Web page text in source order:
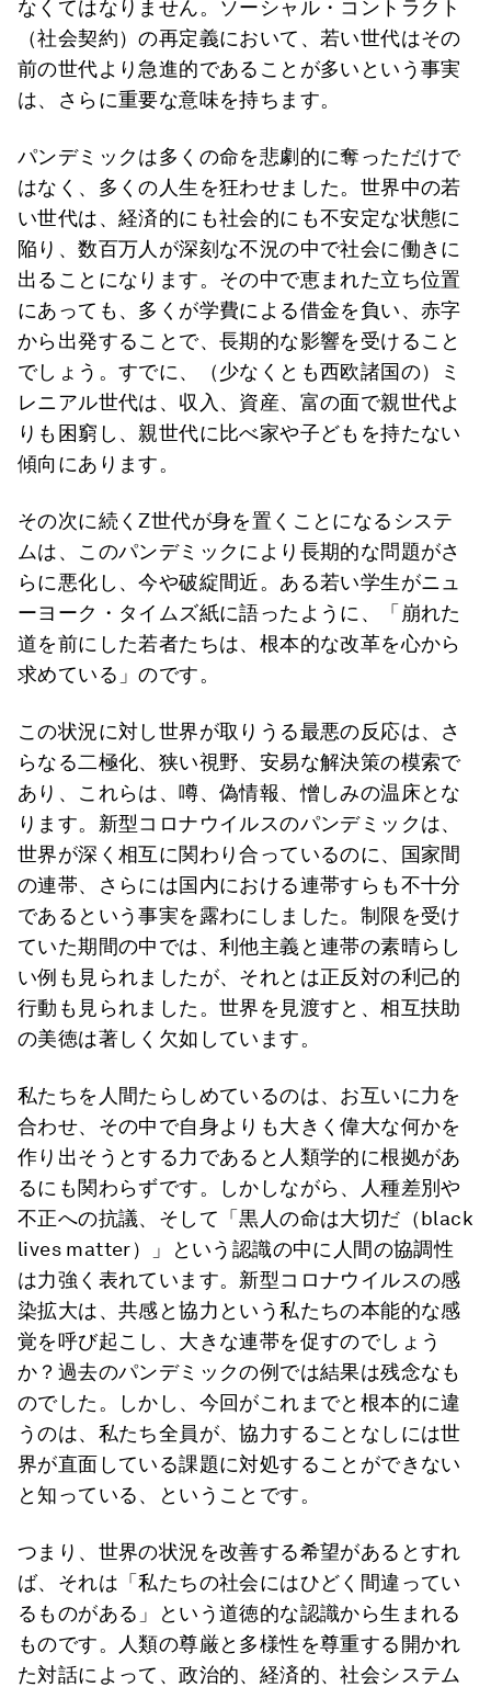
なくてはなりません。ソーシャル・コントラクト
（社会契約）の再定義において、若い世代はその
前の世代より急進的であることが多いという事実
は、さらに重要な意味を持ちます。
パンデミックは多くの命を悲劇的に奪っただけで
はなく、多くの人生を狂わせました。世界中の若
い世代は、経済的にも社会的にも不安定な状態に
陥り、数百万人が深刻な不況の中で社会に働きに
出ることになります。その中で恵まれた立ち位置
にあっても、多くが学費による借金を負い、赤字
から出発することで、長期的な影響を受けること
でしょう。すでに、（少なくとも西欧諸国の）ミ
レニアル世代は、収入、資産、富の面で親世代よ
りも困窮し、親世代に比べ家や子どもを持たない
傾向にあります。
その次に続くZ世代が身を置くことになるシステ
ムは、このパンデミックにより長期的な問題がさ
らに悪化し、今や破綻間近。ある若い学生がニュ
ーヨーク・タイムズ紙に語ったように、「崩れた
道を前にした若者たちは、根本的な改革を心から
求めている」のです。
この状況に対し世界が取りうる最悪の反応は、さ
らなる二極化、狭い視野、安易な解決策の模索で
あり、これらは、噂、偽情報、憎しみの温床とな
ります。新型コロナウイルスのパンデミックは、
世界が深く相互に関わり合っているのに、国家間
の連帯、さらには国内における連帯すらも不十分
であるという事実を露わにしました。制限を受け
ていた期間の中では、利他主義と連帯の素晴らし
い例も見られましたが、それとは正反対の利己的
行動も見られました。世界を見渡すと、相互扶助
の美徳は著しく欠如しています。
私たちを人間たらしめているのは、お互いに力を
合わせ、その中で自身よりも大きく偉大な何かを
作り出そうとする力であると人類学的に根拠があ
るにも関わらずです。しかしながら、人種差別や
不正への抗議、そして「黒人の命は大切だ（black
lives matter）」という認識の中に人間の協調性
は力強く表れています。新型コロナウイルスの感
染拡大は、共感と協力という私たちの本能的な感
覚を呼び起こし、大きな連帯を促すのでしょう
か？過去のパンデミックの例では結果は残念なも
のでした。しかし、今回がこれまでと根本的に違
うのは、私たち全員が、協力することなしには世
界が直面している課題に対処することができない
と知っている、ということです。
つまり、世界の状況を改善する希望があるとすれ
ば、それは「私たちの社会にはひどく間違ってい
るものがある」という道徳的な認識から生まれる
ものです。人類の尊厳と多様性を尊重する開かれ
た対話によって、政治的、経済的、社会システム